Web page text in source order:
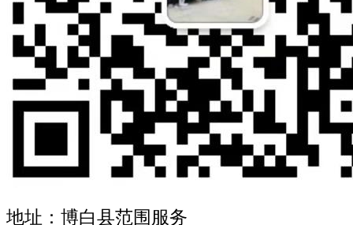
地址：博白县范围服务